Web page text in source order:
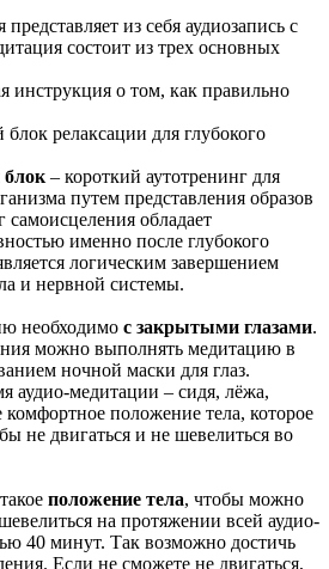
из себя аудиозапись с
состоит из трех основных
инструкция о том, как правильно
блок релаксации для глубокого
– короткий аутотренинг для
путем представления образов
обладает
именно после глубокого
логическим завершением
и нервной системы.
необходимо с закрытыми глазами.
можно выполнять медитацию в
ночной маски для глаз.
аудио-медитации – сидя, лёжа,
положение тела, которое
не двигаться и не шевелиться во
положение тела, чтобы можно
на протяжении всей аудио-
40 минут. Так возможно достичь
Если не сможете не двигаться,